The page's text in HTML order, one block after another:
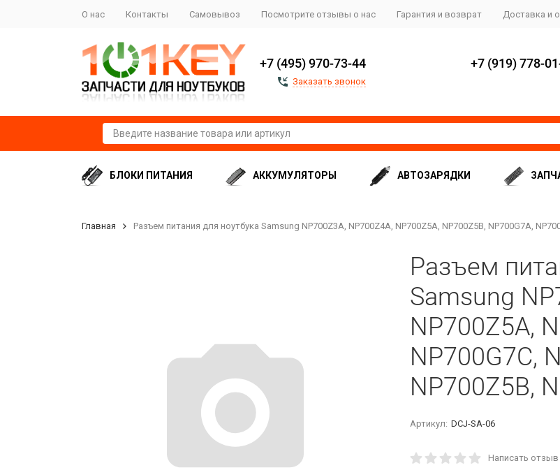
О нас Контакты Самовывоз Посмотрите отзывы о нас Гарантия и возврат Доставка и
+7 (495) 970-73-44
Заказать звонок
+7 (919) 778-
БЛОКИ ПИТАНИЯ АККУМУЛЯТОРЫ АВТОЗАРЯДКИ
Главная Разъем питания для ноутбука Samsung NP700Z3A, NP700Z4A, NP700Z5A, NP700Z5B, NP700G7A,
Разъем
Samsung
NP700Z5A,
NP700G7C,
NP700Z5B,
Артикул: DCJ-SA-06
Написать отзыв